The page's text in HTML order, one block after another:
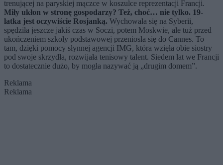
trenującej na paryskiej mączce w koszulce reprezentacji Francji.
Miły ukłon w stronę gospodarzy? Też, choć… nie tylko. 19-
latka jest oczywiście Rosjanką. Wychowała się na Syberii,
spędziła jeszcze jakiś czas w Soczi, potem Moskwie, ale tuż przed
ukończeniem szkoły podstawowej przeniosła się do Cannes. To
tam, dzięki pomocy słynnej agencji IMG, która wzięła obie siostry
pod swoje skrzydła, rozwijała tenisowy talent. Siedem lat we Francji
to dostatecznie dużo, by mogła nazywać ją „drugim domem”.
Reklama
Reklama